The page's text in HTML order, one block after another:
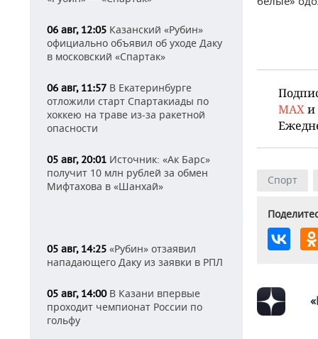
06 авг, 12:05 Казанский «Рубин»
официально объявил об уходе Даку
в московский «Спартак»
06 авг, 11:57 В Екатеринбурге
отложили старт Спартакиады по
хоккею на траве из-за ракетной
опасности
05 авг, 20:01 Источник: «Ак Барс»
получит 10 млн рублей за обмен
Мифтахова в «Шанхай»
05 авг, 14:25 «Рубин» отзаявил
нападающего Даку из заявки в РПЛ
05 авг, 14:00В Казани впервые
проходит чемпионат России по
гольфу
MAX и
Спорт